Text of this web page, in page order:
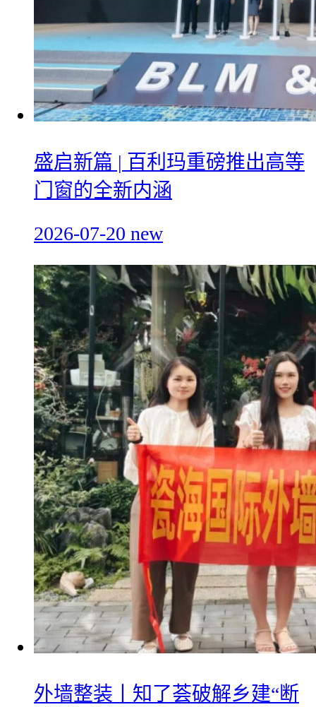
盛启新篇 | 百利玛重磅推出高等
门窗的全新内涵
2026-07-20 new
外墙整装丨知了荟破解乡建“断